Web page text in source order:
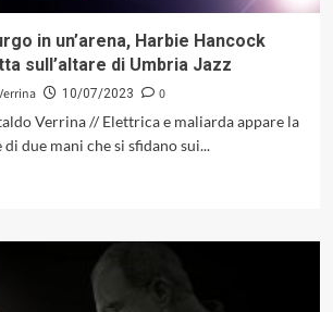
in un’arena, Harbie Hancock
sull’altare di Umbria Jazz
10/07/2023
0
Verrina // Elettrica e maliarda appare la
due mani che si sfidano sui...